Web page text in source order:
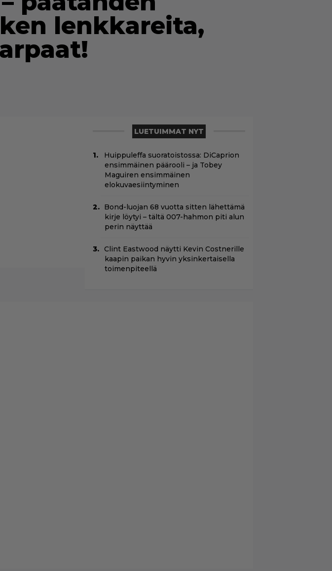
lenkkareita,
LUETUIMMAT NYT
Huippuleffa suoratoistossa: DiCaprion
ensimmäinen päärooli – ja Tobey
Maguiren ensimmäinen
elokuvaesiintyminen
Bond-luojan 68 vuotta sitten lähettämä
kirje löytyi – tältä 007-hahmon piti alun
perin näyttää
Clint Eastwood näytti Kevin Costnerille
kaapin paikan hyvin yksinkertaisella
toimenpiteellä